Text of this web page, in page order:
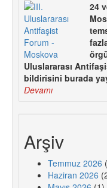
24
Uluslararası
bildirisini burada
Devamı
Arşiv
Temmuz 2026
Haziran 2026